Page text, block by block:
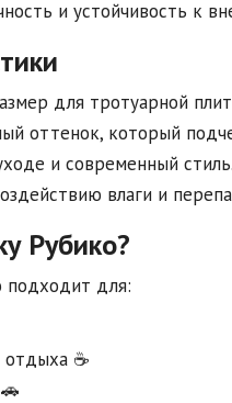
и устойчивость к
для тротуарной
оттенок, который
и современный стиль.
влаги и
Рубико?
подходит для:
☕